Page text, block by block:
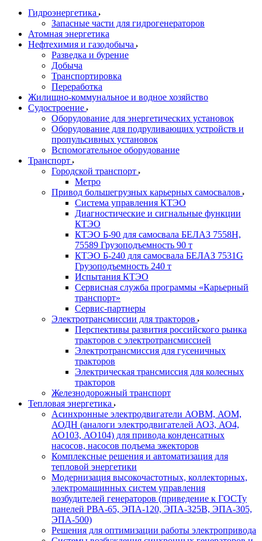
Гидроэнергетика
Запасные части для гидрогенераторов
Атомная энергетика
Нефтехимия и газодобыча
Разведка и бурение
Добыча
Транспортировка
Переработка
Жилищно-коммунальное и водное хозяйство
Судостроение
Оборудование для энергетических установок
Оборудование для подруливающих устройств и
пропульсивных установок
Вспомогательное оборудование
Транспорт
Городской транспорт
Метро
Привод большегрузных карьерных самосвалов
Система управления КТЭО
Диагностические и сигнальные функции
КТЭО
КТЭО Б-90 для самосвала БЕЛАЗ 7558H,
75589 Грузоподъемность 90 т
КТЭО Б-240 для самосвала БЕЛАЗ 7531G
Грузоподъемность 240 т
Испытания КТЭО
Сервисная служба программы «Карьерный
транспорт»
Сервис-партнеры
Электротрансмиссии для тракторов
Перспективы развития российского рынка
тракторов с электротрансмиссией
Электротрансмиссия для гусеничных
тракторов
Электрическая трансмиссия для колесных
тракторов
Железнодорожный транспорт
Тепловая энергетика
Асинхронные электродвигатели АОВМ, АОМ,
АОДН (аналоги электродвигателей АО3, АО4,
АО103, АО104) для привода конденсатных
насосов, насосов подъема эжекторов
Комплексные решения и автоматизация для
тепловой энергетики
Модернизация высокочастотных, коллекторных,
электромашинных систем управления
возбудителей генераторов (приведение к ГОСТу
панелей РВА-65, ЭПА-120, ЭПА-325В, ЭПА-305,
ЭПА-500)
Решения для оптимизации работы электропривода